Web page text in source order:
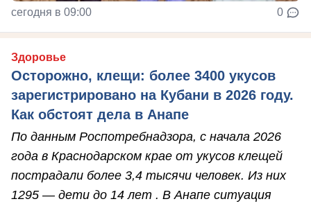
сегодня в 09:00 0
Здоровье
Осторожно, клещи: более 3400 укусов
зарегистрировано на Кубани в 2026 году.
Как обстоят дела в Анапе
По данным Роспотребнадзора, с начала 2026
года в Краснодарском крае от укусов клещей
пострадали более 3,4 тысячи человек. Из них
1295 — дети до 14 лет . В Анапе ситуация